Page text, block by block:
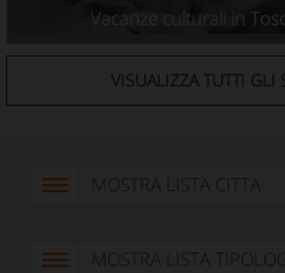
Vacanze culturali in
VISUALIZZA TUTTI GLI
MOSTRA LISTA CITTA
MOSTRA LISTA